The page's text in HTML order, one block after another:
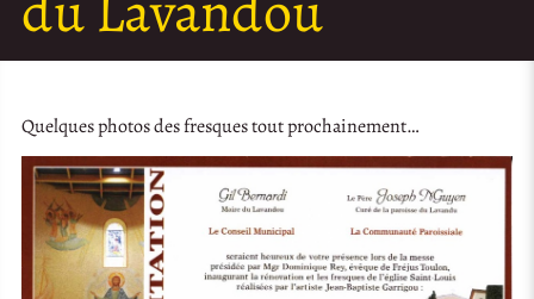
Quelques photos des fresques tout prochainement…